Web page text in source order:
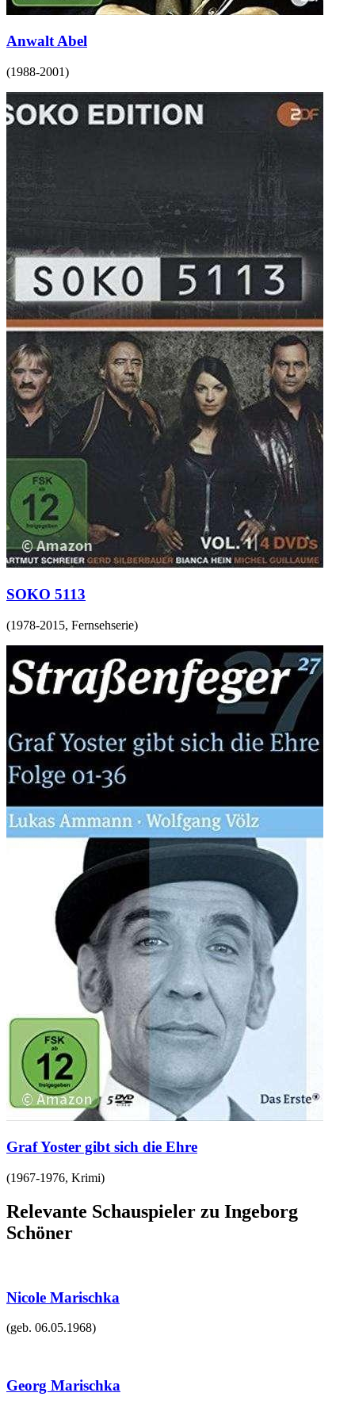
Anwalt Abel
(1988-2001)
SOKO 5113
(1978-2015, Fernsehserie)
Graf Yoster gibt sich die Ehre
(1967-1976, Krimi)
Relevante Schauspieler zu Ingeborg
Schöner
Nicole Marischka
(geb. 06.05.1968)
Georg Marischka